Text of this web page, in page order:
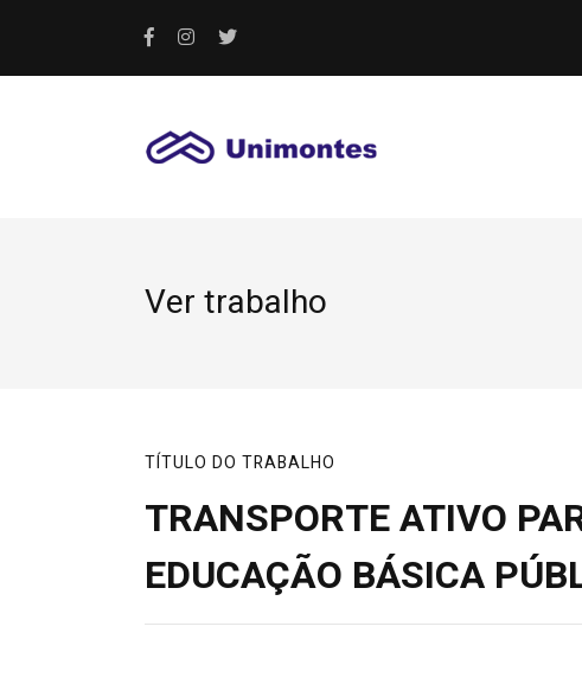
Ver trabalho
TÍTULO DO TRABALHO
TRANSPORTE ATIVO
EDUCAÇÃO BÁSICA